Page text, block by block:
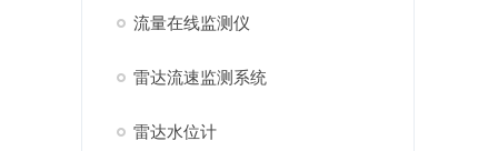
流量在线监测仪
雷达流速监测系统
雷达水位计